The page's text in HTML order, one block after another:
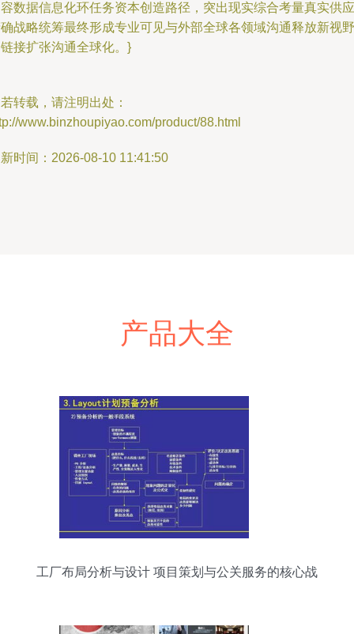
数据信息化环任务资本创造路径，突出现实综合考量真实供应
战略统筹最终形成专业可见与外部全球各领域沟通释放新视野
接扩张沟通全球化。}
转载，请注明出处：
www.binzhoupiyao.com/product/88.html
时间：2026-08-10 11:41:50
产品大全
工厂布局分析与设计 项目策划与公关服务的核心战